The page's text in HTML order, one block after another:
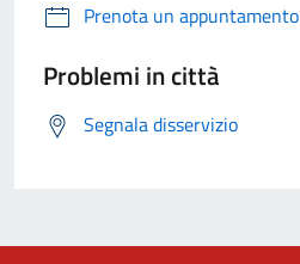
Prenota un appuntamento
Problemi in città
Segnala disservizio